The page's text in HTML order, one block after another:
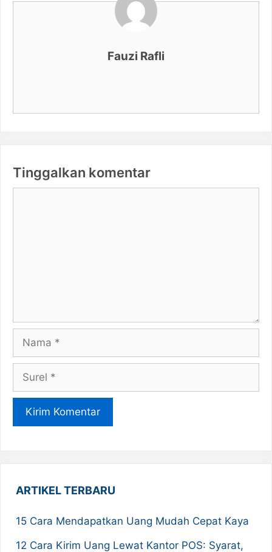
Fauzi Rafli
Tinggalkan komentar
ARTIKEL TERBARU
15 Cara Mendapatkan Uang Mudah Cepat Kaya
12 Cara Kirim Uang Lewat Kantor POS: Syarat,